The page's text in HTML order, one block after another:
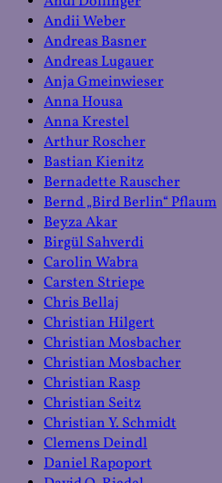
Andii Weber
Andreas Basner
Andreas Lugauer
Anja Gmeinwieser
Anna Housa
Anna Krestel
Arthur Roscher
Bastian Kienitz
Bernadette Rauscher
Bernd „Bird Berlin“ Pflaum
Beyza Akar
Birgül Sahverdi
Carolin Wabra
Carsten Striepe
Chris Bellaj
Christian Hilgert
Christian Mosbacher
Christian Mosbacher
Christian Rasp
Christian Seitz
Christian Y. Schmidt
Clemens Deindl
Daniel Rapoport